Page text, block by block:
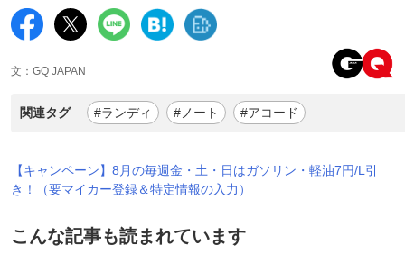
文：GQ JAPAN
関連タグ #ランディ #ノート #アコード
【キャンペーン】8月の毎週金・土・日はガソリン・軽油7円/L引
き！（要マイカー登録＆特定情報の入力）
こんな記事も読まれています